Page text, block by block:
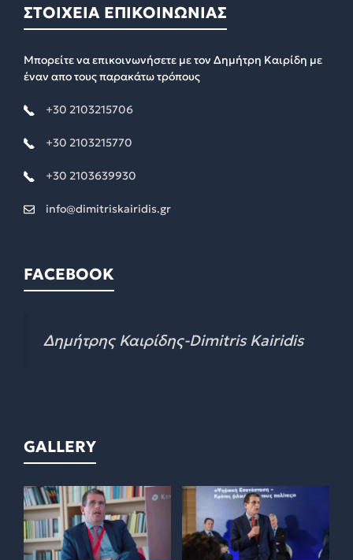
ΣΤΟΙΧΕΙΑ ΕΠΙΚΟΙΝΩΝΙΑΣ
Μπορείτε να επικοινωνήσετε με τον Δημήτρη Καιρίδη με
έναν απο τους παρακάτω τρόπους
+30 2103215706
+30 2103215770
+30 2103639930
info@dimitriskairidis.gr
FACEBOOK
Δημήτρης Καιρίδης-Dimitris Kairidis
GALLERY